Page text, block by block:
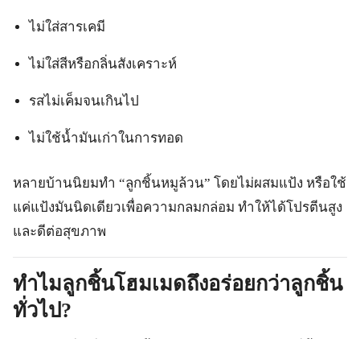
ไม่ใส่สารเคมี
ไม่ใส่สีหรือกลิ่นสังเคราะห์
รสไม่เค็มจนเกินไป
ไม่ใช้น้ำมันเก่าในการทอด
หลายบ้านนิยมทำ “ลูกชิ้นหมูล้วน” โดยไม่ผสมแป้ง หรือใช้
แค่แป้งมันนิดเดียวเพื่อความกลมกล่อม ทำให้ได้โปรตีนสูง
และดีต่อสุขภาพ
ทำไมลูกชิ้นโฮมเมดถึงอร่อยกว่าลูกชิ้น
ทั่วไป?